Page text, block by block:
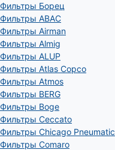
Фильтры Борец
Фильтры ABAC
Фильтры Airman
Фильтры Almig
Фильтры ALUP
Фильтры Atlas Copco
Фильтры Atmos
Фильтры BERG
Фильтры Boge
Фильтры Ceccato
Фильтры Chicago Pneumatic
Фильтры Comaro